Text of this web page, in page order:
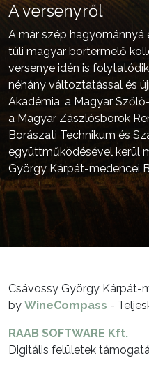
A versenyről
A már szép hagyománnyá
túli magyar bortermelő
versenye idén is
néhány változtatással és
Akadémia, a Magyar
a Magyar Zászlósborok
Borászati Technikum és
együttműködésével kerül
György Kárpát-medencei
Csávossy György Kárpát-
by WineCompass -
RAAB SOFTWARE Kft.
Digitális felületek